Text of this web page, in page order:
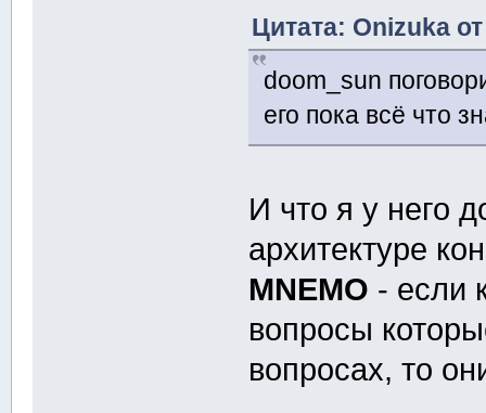
Цитата: Onizuka
doom_sun
его пока всё что
И что я у него
архитектуре
MNEMO - если
вопросы
вопросах, то